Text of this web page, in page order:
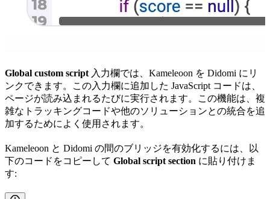
Global custom script 入力欄では、Kameleoon を Didomi にリ
ンクできます。この入力欄に追加した JavaScript コードは、
ページが読み込まれるたびに実行されます。この機能は、複
雑なトラッキングコードや他のソリューションとの統合を追
加するためによく使用されます。
Kameleoon と Didomi の間のブリッジを有効化するには、以
下のコードをコピーして Global script section に貼り付けま
す: